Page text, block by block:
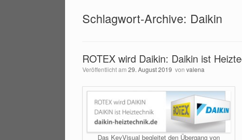
Schlagwort-Archive: Daikin
ROTEX wird Daikin: Daikin ist
Veröffentlicht am 29. August 2019 von valena
Das KeyVisual begleitet den Übergang von